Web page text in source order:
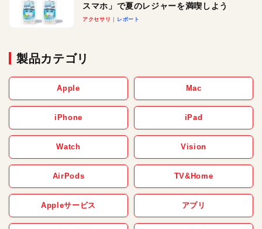
スマホ」で夏のレジャーを満喫しよう
アクセサリ レポート
製品カテゴリ
Apple Mac
iPhone iPad
Watch Vision
AirPods TV&Home
Appleサービス アプリ